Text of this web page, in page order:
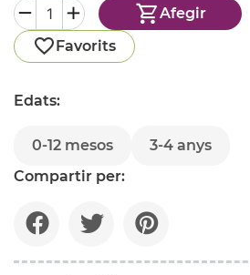
Afegir
Favorits
Edats:
0-12 mesos
3-4 anys
Compartir per: